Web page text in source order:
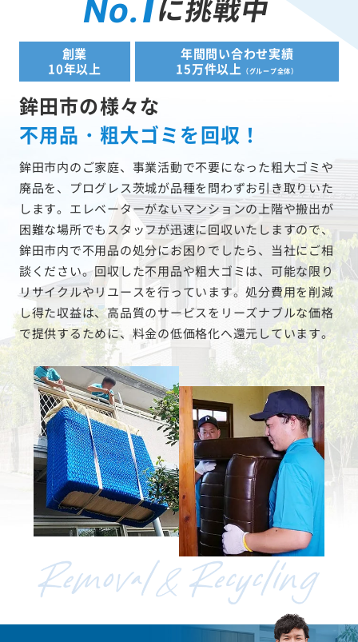
No. に挑戦中
創業
10年以上
年間問い合わせ実績
15万件以上
（グループ全体）
鉾田市の様々な
不用品・粗大ゴミを回収！
鉾田市内のご家庭、事業活動で不要になった粗大ゴミや
廃品を、プログレス茨城が品種を問わずお引き取りいた
します。エレベーターがないマンションの上階や搬出が
困難な場所でもスタッフが迅速に回収いたしますので、
鉾田市内で不用品の処分にお困りでしたら、当社にご相
談ください。回収した不用品や粗大ゴミは、可能な限り
リサイクルやリユースを行っています。処分費用を削減
し得た収益は、高品質のサービスをリーズナブルな価格
で提供するために、料金の低価格化へ還元しています。